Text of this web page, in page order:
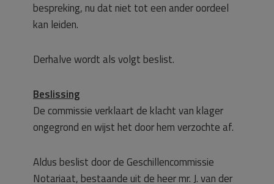
bespreking, nu dat niet tot een ander oordeel
kan leiden.
Derhalve wordt als volgt beslist.
Beslissing
De commissie verklaart de klacht van klager
ongegrond en wijst het door hem verzochte af.
Aldus beslist door de Geschillencommissie
Notariaat, bestaande uit de heer mr. J. van der